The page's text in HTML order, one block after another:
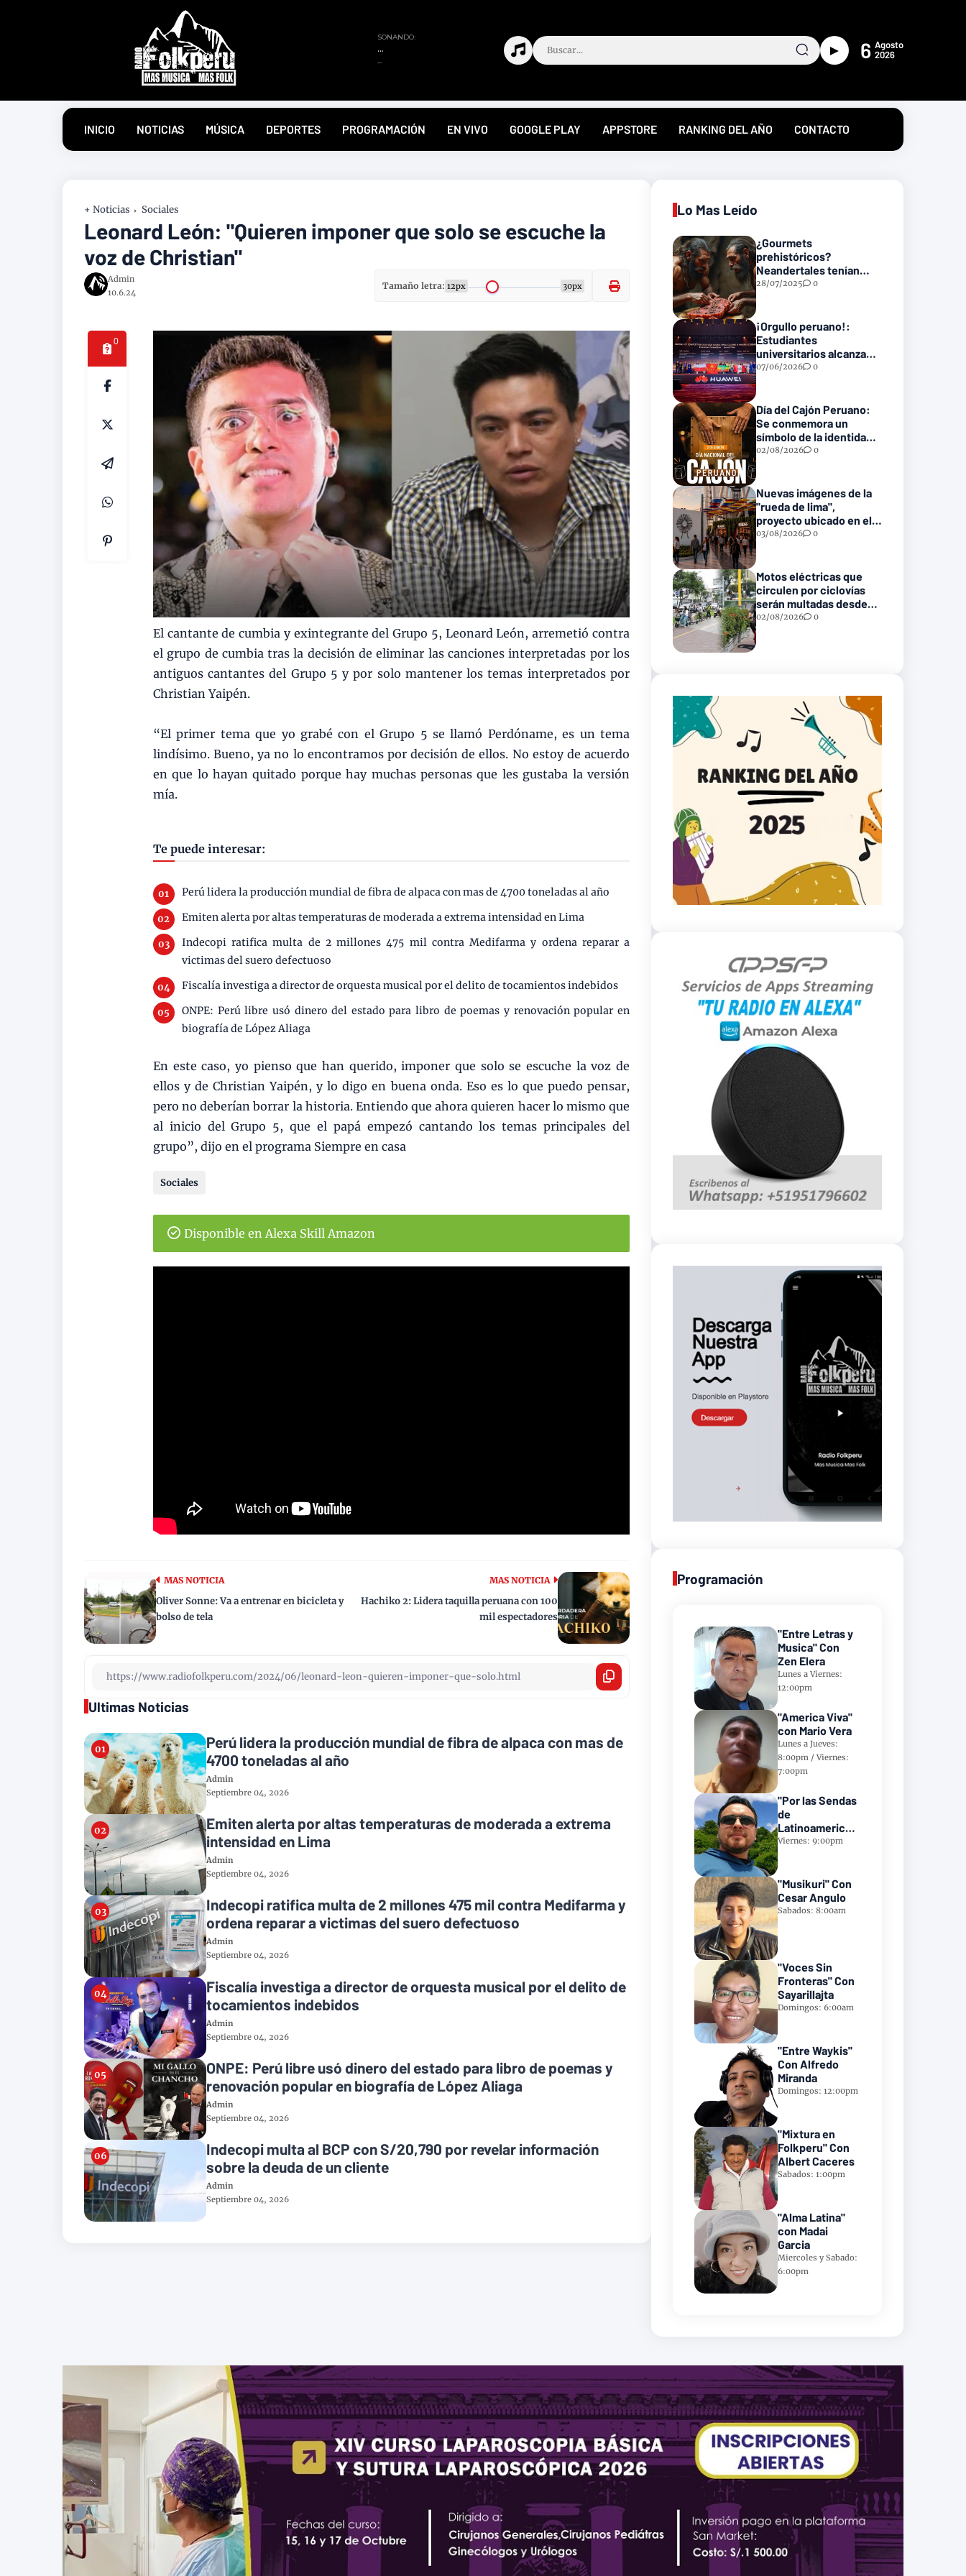
► 6 Agosto
2026
INICIO NOTICIAS MÚSICA DEPORTES PROGRAMACIÓN EN VIVO GOOGLE PLAY APPSTORE RANKING DEL AÑO CONTACTO
+ Noticias Sociales
Leonard León: "Quieren imponer que solo se escuche la
voz de Christian"
Admin
10.6.24
Tamaño letra: 12px 30px
0
El cantante de cumbia y exintegrante del Grupo 5, Leonard León, arremetió contra
el grupo de cumbia tras la decisión de eliminar las canciones interpretadas por los
antiguos cantantes del Grupo 5 y por solo mantener los temas interpretados por
Christian Yaipén.
“El primer tema que yo grabé con el Grupo 5 se llamó Perdóname, es un tema
lindísimo. Bueno, ya no lo encontramos por decisión de ellos. No estoy de acuerdo
en que lo hayan quitado porque hay muchas personas que les gustaba la versión
mía.
Te puede interesar:
Perú lidera la producción mundial de fibra de alpaca con mas de 4700 toneladas al año
Emiten alerta por altas temperaturas de moderada a extrema intensidad en Lima
Indecopi ratifica multa de 2 millones 475 mil contra Medifarma y ordena reparar a
victimas del suero defectuoso
Fiscalía investiga a director de orquesta musical por el delito de tocamientos indebidos
ONPE: Perú libre usó dinero del estado para libro de poemas y renovación popular en
biografía de López Aliaga
En este caso, yo pienso que han querido, imponer que solo se escuche la voz de
ellos y de Christian Yaipén, y lo digo en buena onda. Eso es lo que puedo pensar,
pero no deberían borrar la historia. Entiendo que ahora quieren hacer lo mismo que
al inicio del Grupo 5, que el papá empezó cantando los temas principales del
grupo”, dijo en el programa Siempre en casa
Sociales
Disponible en Alexa Skill Amazon
MAS NOTICIA
Hachiko 2: Lidera taquilla peruana con 100
mil espectadores
MAS NOTICIA
Oliver Sonne: Va a entrenar en bicicleta y
bolso de tela
Ultimas Noticias
Perú lidera la producción mundial de fibra de alpaca con mas de
4700 toneladas al año
Admin
Septiembre 04, 2026
Emiten alerta por altas temperaturas de moderada a extrema
intensidad en Lima
Admin
Septiembre 04, 2026
Indecopi ratifica multa de 2 millones 475 mil contra Medifarma y
ordena reparar a victimas del suero defectuoso
Admin
Septiembre 04, 2026
Fiscalía investiga a director de orquesta musical por el delito de
tocamientos indebidos
Admin
Septiembre 04, 2026
ONPE: Perú libre usó dinero del estado para libro de poemas y
renovación popular en biografía de López Aliaga
Admin
Septiembre 04, 2026
Indecopi multa al BCP con S/20,790 por revelar información
sobre la deuda de un cliente
Admin
Septiembre 04, 2026
Lo Mas Leído
¿Gourmets
prehistóricos?
Neandertales tenían
recetas heredadas… y
28/07/2025 0
¡Orgullo peruano!:
Estudiantes
universitarios alcanzan
el podio en la final
07/06/2026 0
Día del Cajón Peruano:
Se conmemora un
símbolo de la identidad
musical nacional
02/08/2026 0
Nuevas imágenes de la
"rueda de lima",
proyecto ubicado en el
parque de la reserva
03/08/2026 0
Motos eléctricas que
circulen por ciclovías
serán multadas desde
S/ 550 a partir de este 2
02/08/2026 0
Programación
"Entre Letras y
Musica" Con
Zen Elera
Lunes a Viernes:
12:00pm
"America Viva"
con Mario Vera
Lunes a Jueves:
8:00pm / Viernes:
7:00pm
"Por las Sendas
de
Latinoamerica"
Con Frank
Viernes: 9:00pm
"Musikuri" Con
Cesar Angulo
Sabados: 8:00am
"Voces Sin
Fronteras" Con
Sayarillajta
Domingos: 6:00am
"Entre Waykis"
Con Alfredo
Miranda
Domingos: 12:00pm
"Mixtura en
Folkperu" Con
Albert Caceres
Sabados: 1:00pm
"Alma Latina"
con Madai
Garcia
Miercoles y Sabado:
6:00pm